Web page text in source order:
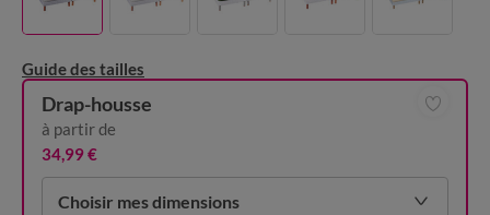
Guide des tailles
Choisir mes dimensions
Drap-housse
à partir de
34,99 €